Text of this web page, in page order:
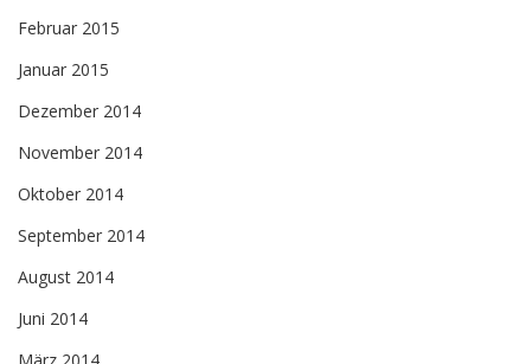
Februar 2015
Januar 2015
Dezember 2014
November 2014
Oktober 2014
September 2014
August 2014
Juni 2014